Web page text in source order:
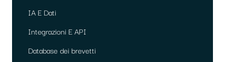
IA E Dati
Integrazioni E API
Database dei brevetti